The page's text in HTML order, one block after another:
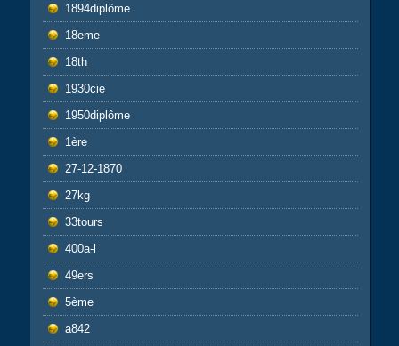
1894diplôme
18eme
18th
1930cie
1950diplôme
1ère
27-12-1870
27kg
33tours
400a-l
49ers
5ème
a842